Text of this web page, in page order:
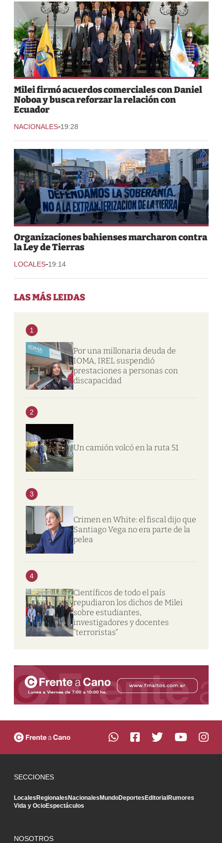
Milei firmó acuerdos comerciales con Daniel
Noboa y busca reforzar la relación con
Ecuador
NACIONALES-19:28
Organizaciones bahienses marcharon contra
la Ley de Tierras
LOCALES-19:14
LAS MÁS LEIDAS
1
Por una millonaria deuda de
IOMA, IREL suspendió
prestaciones a personas con
discapacidad
2
Un camión volcó en la ruta 51
3
Crimen en White: el fiscal dijo que
Santiago Vega no era parte de la
pelea
4
Científicos de todo el país
repudiaron los dichos de Milei
sobre estudiantes,
investigadores y docentes
“terroristas”
SECCIONES
LocalesRegionalesNacionalesMundoDeportesEditorialRumores
Vida y OcioEspectáculos
NOSOTROS